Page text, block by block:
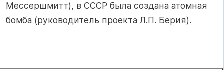
Мессершмитт), в СССР была создана атомная
бомба (ру­ководитель проекта Л.П. Берия).